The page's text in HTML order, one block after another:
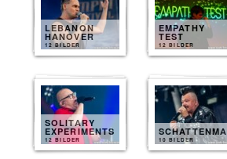
LEBANON
HANOVER
12 BILDER
EMPATHY
TEST
12 BILDER
SOLITARY
EXPERIMENTS
12 BILDER 10 BILDER